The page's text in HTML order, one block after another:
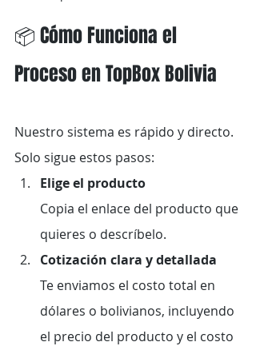
📦 Cómo Funciona el
Proceso en TopBox Bolivia
Nuestro sistema es rápido y directo.
Solo sigue estos pasos:
Elige el producto
Copia el enlace del producto que
quieres o descríbelo.
Cotización clara y detallada
Te enviamos el costo total en
dólares o bolivianos, incluyendo
el precio del producto y el costo